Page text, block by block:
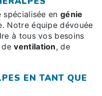
spécialisée engénie
Notre équipe dévouée
à tous vos besoins
deventilation, de
EN TANT QUE